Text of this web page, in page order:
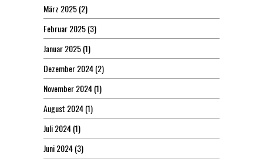
März 2025(2)
Februar 2025(3)
Januar 2025(1)
Dezember 2024(2)
November 2024(1)
August 2024(1)
Juli 2024(1)
Juni 2024(3)